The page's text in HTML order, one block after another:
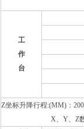
工
作
台
Z坐标升降行程:(MM)：
X、Y、Z